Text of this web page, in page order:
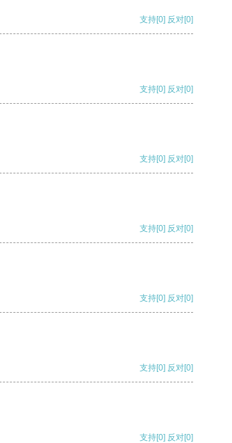
支持[0] 反对[0]
支持[0] 反对[0]
支持[0] 反对[0]
支持[0] 反对[0]
支持[0] 反对[0]
支持[0] 反对[0]
支持[0] 反对[0]